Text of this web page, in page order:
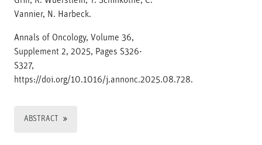
Vannier, N. Harbeck.
Annals of Oncology, Volume 36,
Supplement 2, 2025, Pages S326-
S327,
https://doi.org/10.1016/j.annonc.2025.08.728.
ABSTRACT